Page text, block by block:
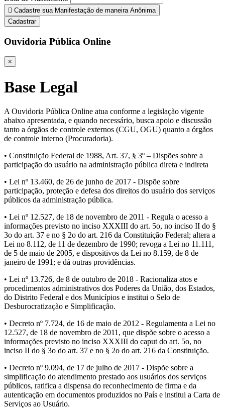
Cadastre sua Manifestação de maneira Anônima
Cadastrar
Ouvidoria Pública Online
×
Base Legal
A Ouvidoria Pública Online atua conforme a legislação vigente
abaixo apresentada, e quando necessário, busca apoio e discussão
tanto a órgãos de controle externos (CGU, OGU) quanto a órgãos
de controle interno (Procuradoria).
• Constituição Federal de 1988, Art. 37, § 3º – Dispões sobre a
participação do usuário na administração pública direta e indireta
• Lei nº 13.460, de 26 de junho de 2017 - Dispõe sobre
participação, proteção e defesa dos direitos do usuário dos serviços
públicos da administração pública.
• Lei nº 12.527, de 18 de novembro de 2011 - Regula o acesso a
informações previsto no inciso XXXIII do art. 5o, no inciso II do §
3o do art. 37 e no § 2o do art. 216 da Constituição Federal; altera a
Lei no 8.112, de 11 de dezembro de 1990; revoga a Lei no 11.111,
de 5 de maio de 2005, e dispositivos da Lei no 8.159, de 8 de
janeiro de 1991; e dá outras providências.
• Lei nº 13.726, de 8 de outubro de 2018 - Racionaliza atos e
procedimentos administrativos dos Poderes da União, dos Estados,
do Distrito Federal e dos Municípios e institui o Selo de
Desburocratização e Simplificação.
• Decreto nº 7.724, de 16 de maio de 2012 - Regulamenta a Lei no
12.527, de 18 de novembro de 2011, que dispõe sobre o acesso a
informações previsto no inciso XXXIII do caput do art. 5o, no
inciso II do § 3o do art. 37 e no § 2o do art. 216 da Constituição.
• Decreto nº 9.094, de 17 de julho de 2017 - Dispõe sobre a
simplificação do atendimento prestado aos usuários dos serviços
públicos, ratifica a dispensa do reconhecimento de firma e da
autenticação em documentos produzidos no País e institui a Carta de
Serviços ao Usuário.